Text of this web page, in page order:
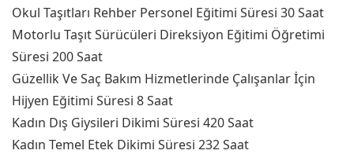
Okul Taşıtları Rehber Personel Eğitimi Süresi 30 Saat
Motorlu Taşıt Sürücüleri Direksiyon Eğitimi Öğretimi
Süresi 200 Saat
Güzellik Ve Saç Bakım Hizmetlerinde Çalışanlar İçin
Hijyen Eğitimi Süresi 8 Saat
Kadın Dış Giysileri Dikimi Süresi 420 Saat
Kadın Temel Etek Dikimi Süresi 232 Saat